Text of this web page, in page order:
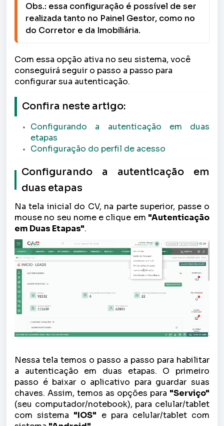
Obs.: essa configuração é possível de ser
realizada tanto no Painel Gestor, como no
Com essa opção ativa no seu sistema, você
conseguirá seguir o passo a passo para
configurar sua autenticação.
Confira neste artigo:
Configurando a autenticação em duas
etapas
Configuração do perfil de acesso
Configurando a autenticação em
duas etapas
Na tela inicial do CV, na parte superior, passe o
mouse no seu nome e clique em "Autenticação
em Duas Etapas".
Nessa tela temos o passo a passo para habilitar
a autenticação em duas etapas. O primeiro
passo é baixar o aplicativo para guardar suas
chaves. Assim, temos as opções para "Serviço"
(seu computador/notebook), para celular/tablet
com sistema "IOS" e para celular/tablet com